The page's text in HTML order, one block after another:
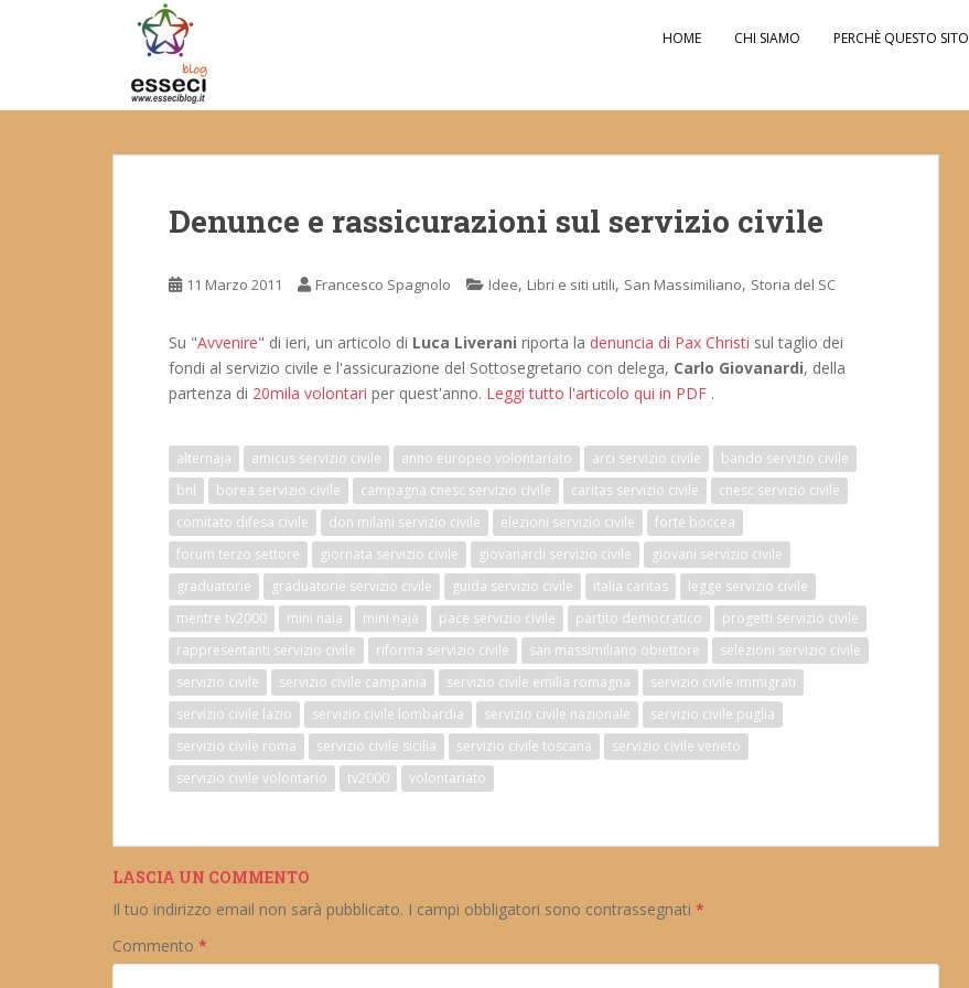
t
HOME CHI SIAMO PERCHÈ QUESTO SITO
Denunce e rassicurazioni sul servizio civile
11 Marzo 2011 Francesco Spagnolo Idee, Libri e siti utili, San Massimiliano, Storia del SC
Su "Avvenire" di ieri, un articolo di Luca Liverani riporta la denuncia di Pax Christi sul taglio dei
fondi al servizio civile e l'assicurazione del Sottosegretario con delega, Carlo Giovanardi, della
partenza di 20mila volontari per quest'anno. Leggi tutto l'articolo qui in PDF .
alternaja amicus servizio civile anno europeo volontariato arci servizio civile
bando servizio civile
bnl
borea servizio civile campagna cnesc servizio civile caritas servizio civile
cnesc servizio civile
comitato difesa civile
don milani servizio civile elezioni servizio civile
forte boccea
forum terzo settore
giornata servizio civile giovanardi servizio civile
giovani servizio civile
graduatorie
graduatorie servizio civile guida servizio civile italia caritas
legge servizio civile
mentre tv2000
mini naia mini naja pace servizio civile partito democratico
progetti servizio civile
rappresentanti servizio civile
riforma servizio civile san massimiliano obiettore
selezioni servizio civile
servizio civile
servizio civile campania servizio civile emilia romagna
servizio civile immigrati
servizio civile lazio
servizio civile lombardia servizio civile nazionale
servizio civile puglia
servizio civile roma
servizio civile sicilia servizio civile toscana
servizio civile veneto
servizio civile volontario
tv2000 volontariato
LASCIA UN COMMENTO
Il tuo indirizzo email non sarà pubblicato. I campi obbligatori sono contrassegnati *
Commento *